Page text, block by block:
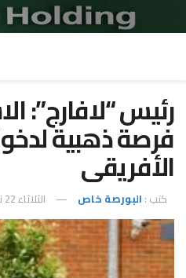
رئيس “لافارج”:
فرصة ذهبية
الأفريقى
كتب : البورصة خاص الثلاثاء 22 نوفمبر 2016